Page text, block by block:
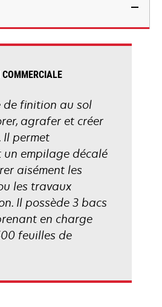
de finition au sol
agrafer et créer
Il permet
un empilage décalé
aisément les
les travaux
Il possède 3 bacs
en charge
feuilles de